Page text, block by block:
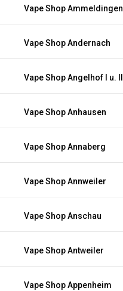
Vape Shop Ammeldingen
Vape Shop Andernach
Vape Shop Angelhof I u. II
Vape Shop Anhausen
Vape Shop Annaberg
Vape Shop Annweiler
Vape Shop Anschau
Vape Shop Antweiler
Vape Shop Appenheim